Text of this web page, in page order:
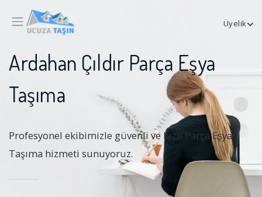
Üyelik
Ardahan Çıldır Parça Eşya
Taşıma
Profesyonel ekibimizle güvenli ve hızlı Parça Eşya
Taşıma hizmeti sunuyoruz.